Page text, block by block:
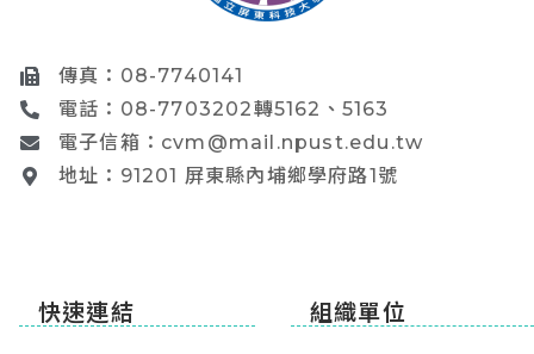
傳真：08-7740141
電話：08-7703202轉5162、5163
電子信箱：cvm@mail.npust.edu.tw
地址：91201 屏東縣內埔鄉學府路1號
快速連結 組織單位